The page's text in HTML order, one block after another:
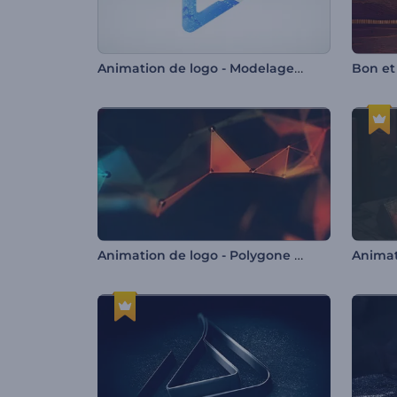
Animation de logo - Modelage en liquide Bon
Animation de logo - Polygone coloré